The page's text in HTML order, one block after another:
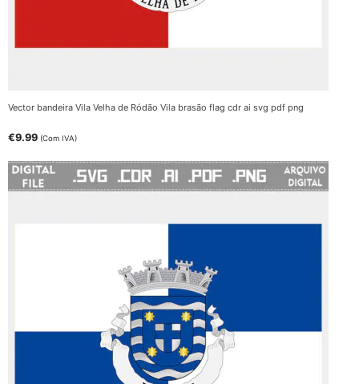
Vector bandeira Vila Velha de Ródão Vila brasão flag cdr ai svg pdf png
€9.99 (Com IVA)